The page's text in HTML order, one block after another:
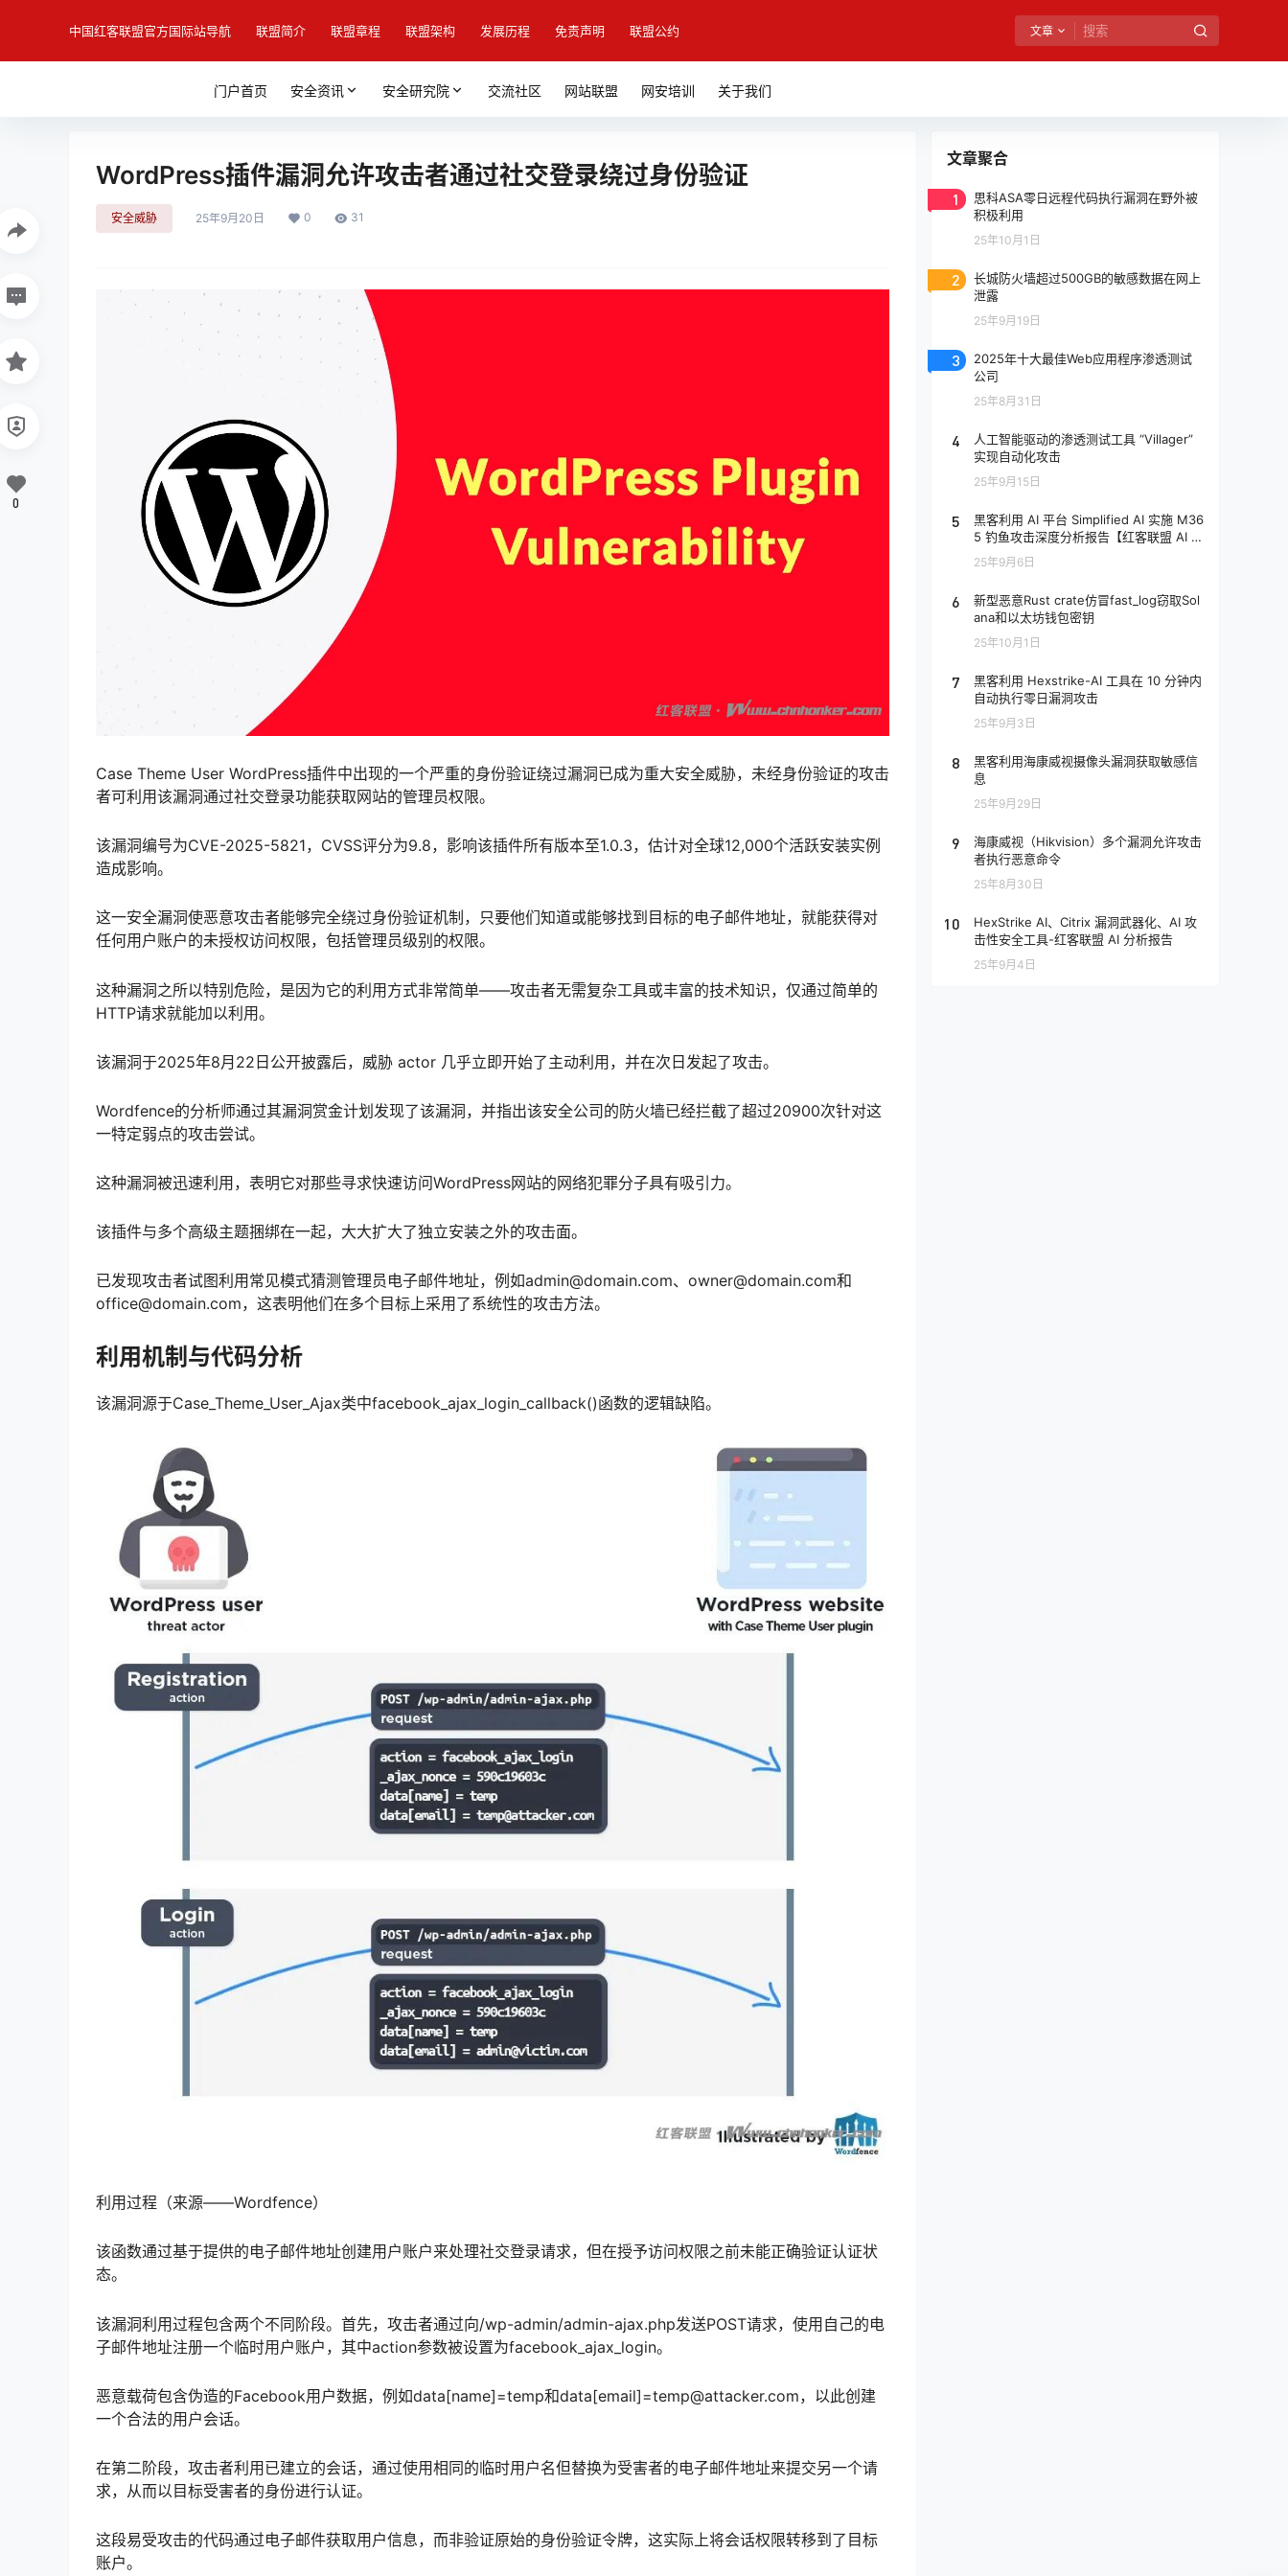
中国红客联盟官方国际站导航 联盟简介 联盟章程 联盟架构 发展历程 免责声明 联盟公约 文章
门户首页 安全资讯 安全研究院 交流社区 网站联盟 网安培训 关于我们
WordPress插件漏洞允许攻击者通过社交登录绕过身份验证
安全威胁 25年9月20日 0 31
Case Theme User WordPress插件中出现的一个严重的身份验证绕过漏洞已成为重大安全威胁，未经身份验证的攻击
者可利用该漏洞通过社交登录功能获取网站的管理员权限。
该漏洞编号为CVE-2025-5821，CVSS评分为9.8，影响该插件所有版本至1.0.3，估计对全球12,000个活跃安装实例
造成影响。
这一安全漏洞使恶意攻击者能够完全绕过身份验证机制，只要他们知道或能够找到目标的电子邮件地址，就能获得对
任何用户账户的未授权访问权限，包括管理员级别的权限。
这种漏洞之所以特别危险，是因为它的利用方式非常简单——攻击者无需复杂工具或丰富的技术知识，仅通过简单的
HTTP请求就能加以利用。
该漏洞于2025年8月22日公开披露后，威胁 actor 几乎立即开始了主动利用，并在次日发起了攻击。
Wordfence的分析师通过其漏洞赏金计划发现了该漏洞，并指出该安全公司的防火墙已经拦截了超过20900次针对这
一特定弱点的攻击尝试。
这种漏洞被迅速利用，表明它对那些寻求快速访问WordPress网站的网络犯罪分子具有吸引力。
该插件与多个高级主题捆绑在一起，大大扩大了独立安装之外的攻击面。
已发现攻击者试图利用常见模式猜测管理员电子邮件地址，例如admin@domain.com、owner@domain.com和
office@domain.com，这表明他们在多个目标上采用了系统性的攻击方法。
利用机制与代码分析
该漏洞源于Case_Theme_User_Ajax类中facebook_ajax_login_callback()函数的逻辑缺陷。
利用过程（来源——Wordfence）
该函数通过基于提供的电子邮件地址创建用户账户来处理社交登录请求，但在授予访问权限之前未能正确验证认证状
态。
该漏洞利用过程包含两个不同阶段。首先，攻击者通过向/wp-admin/admin-ajax.php发送POST请求，使用自己的电
子邮件地址注册一个临时用户账户，其中action参数被设置为facebook_ajax_login。
恶意载荷包含伪造的Facebook用户数据，例如data[name]=temp和data[email]=temp@attacker.com，以此创建
一个合法的用户会话。
在第二阶段，攻击者利用已建立的会话，通过使用相同的临时用户名但替换为受害者的电子邮件地址来提交另一个请
求，从而以目标受害者的身份进行认证。
这段易受攻击的代码通过电子邮件获取用户信息，而非验证原始的身份验证令牌，这实际上将会话权限转移到了目标
账户。
0
文章聚合
1
思科ASA零日远程代码执行漏洞在野外被
积极利用
25年10月1日
2
长城防火墙超过500GB的敏感数据在网上
泄露
25年9月19日
3
2025年十大最佳Web应用程序渗透测试
公司
25年8月31日
4
人工智能驱动的渗透测试工具 “Villager”
实现自动化攻击
25年9月15日
5
黑客利用 AI 平台 Simplified AI 实施 M36
5 钓鱼攻击深度分析报告【红客联盟 AI 分
析】
25年9月6日
6
新型恶意Rust crate仿冒fast_log窃取Sol
ana和以太坊钱包密钥
25年10月1日
7
黑客利用 Hexstrike-AI 工具在 10 分钟内
自动执行零日漏洞攻击
25年9月3日
8
黑客利用海康威视摄像头漏洞获取敏感信
息
25年9月29日
9
海康威视（Hikvision）多个漏洞允许攻击
者执行恶意命令
25年8月30日
10
HexStrike AI、Citrix 漏洞武器化、AI 攻
击性安全工具-红客联盟 AI 分析报告
25年9月4日